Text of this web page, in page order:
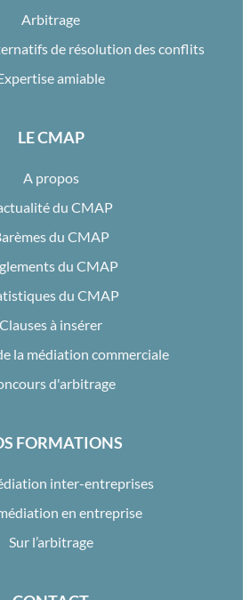
Arbitrage
de résolution des conflits
amiable
LE CMAP
A propos
du CMAP
du CMAP
du CMAP
du CMAP
Clauses à insérer
la médiation commerciale
d'arbitrage
FORMATIONS
inter-entreprises
en entreprise
Sur l’arbitrage